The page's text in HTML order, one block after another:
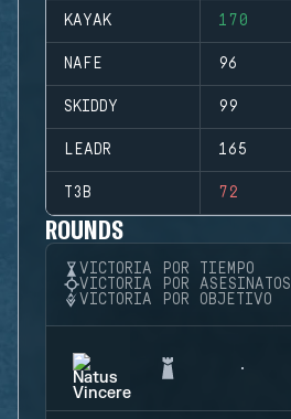
KAYAK 170
NAFE 96
SKIDDY 99
LEADR 165
T3B 72
ROUNDS
VICTORIA POR TIEMPO
VICTORIA POR ASESINATOS
VICTORIA POR OBJETIVO